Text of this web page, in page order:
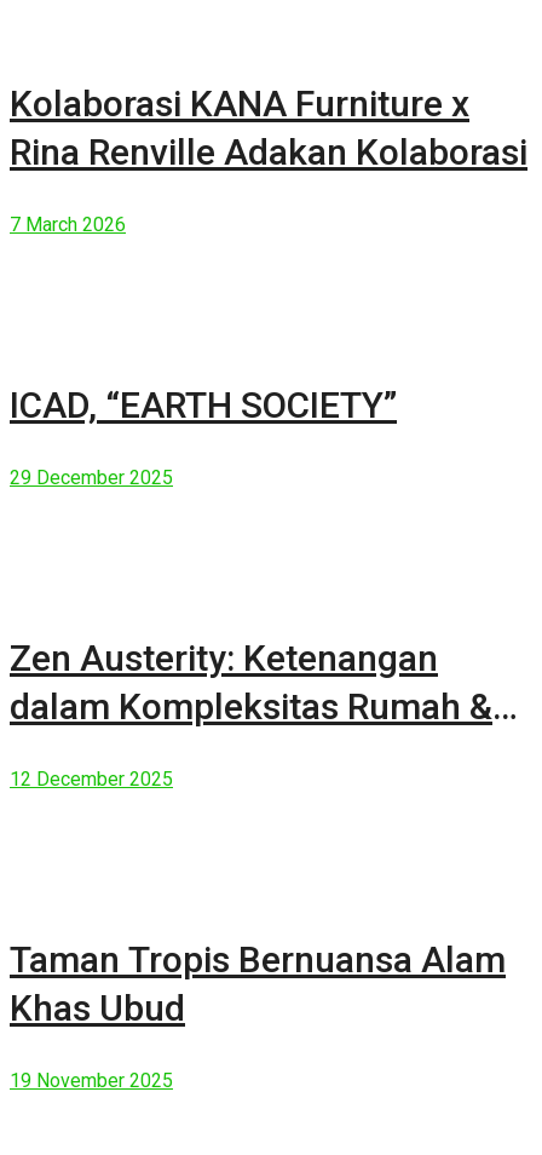
Kolaborasi KANA Furniture x
Rina Renville Adakan Kolaborasi
7 March 2026
ICAD, “EARTH SOCIETY”
29 December 2025
Zen Austerity: Ketenangan
dalam Kompleksitas Rumah &
12 December 2025
Taman Tropis Bernuansa Alam
Khas Ubud
19 November 2025